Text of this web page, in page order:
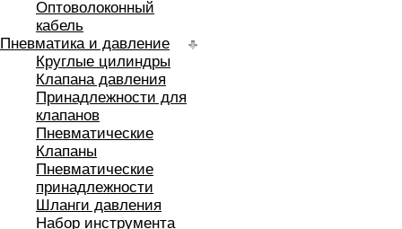
Оптоволоконный
кабель
Пневматика и давление
Круглые цилиндры
Клапана давления
Принадлежности для
клапанов
Пневматические
Клапаны
Пневматические
принадлежности
Шланги давления
Набор инструмента